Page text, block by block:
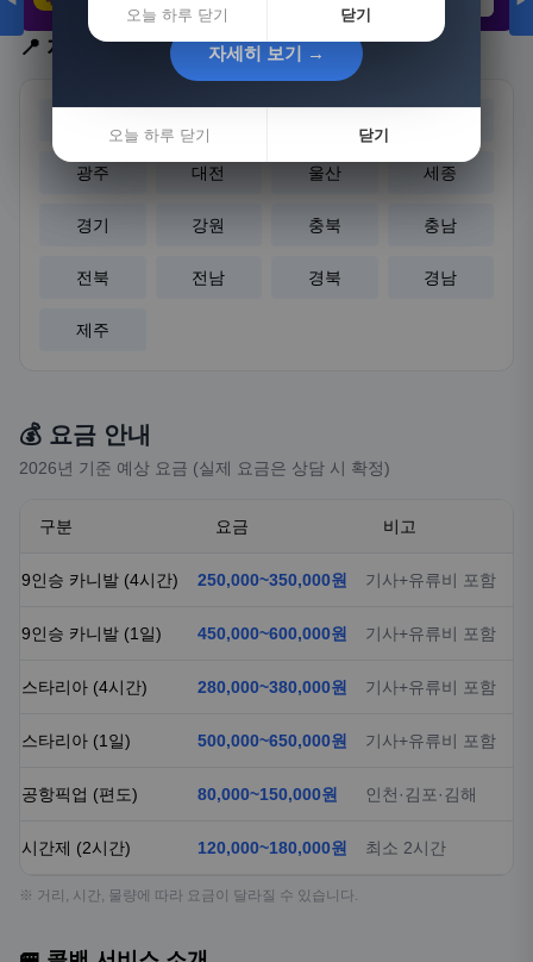
3,308원
📍 지역 선택
광주 대전 울산 세종
경기 강원 충북 충남
전북 전남 경북 경남
제주
💰 요금 안내
2026년 기준 예상 요금 (실제 요금은 상담 시 확정)
구분 요금 비고
9인승 카니발 (4시간) 250,000~350,000원 기사+유류비 포함
9인승 카니발 (1일) 450,000~600,000원 기사+유류비 포함
스타리아 (4시간) 280,000~380,000원 기사+유류비 포함
스타리아 (1일) 500,000~650,000원 기사+유류비 포함
공항픽업 (편도) 80,000~150,000원 인천·김포·김해
시간제 (2시간) 120,000~180,000원 최소 2시간
※ 거리, 시간, 물량에 따라 요금이 달라질 수 있습니다.
오늘 하루 닫기 닫기
자세히 보기 →
오늘 하루 닫기 닫기
자세히 보기 →
오늘 하루 닫기 닫기